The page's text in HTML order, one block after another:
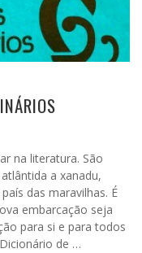
na literatura. São
a xanadu,
das maravilhas. É
embarcação seja
para si e para todos
de …